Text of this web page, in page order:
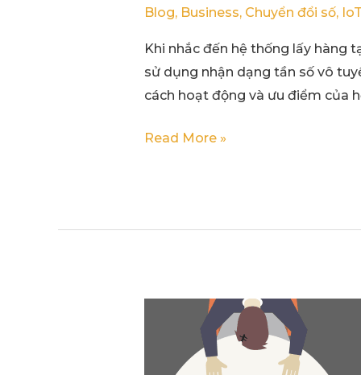
Blog, Business, Chuyển đổi số, IoT
Khi nhắc đến hệ thống lấy hàng
sử dụng nhận dạng tần số vô
cách hoạt động và ưu điểm của
Read More »